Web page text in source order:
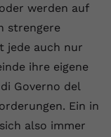
werden auf
strengere
jede auch nur
ihre eigene
Governo del
Ein in
also immer